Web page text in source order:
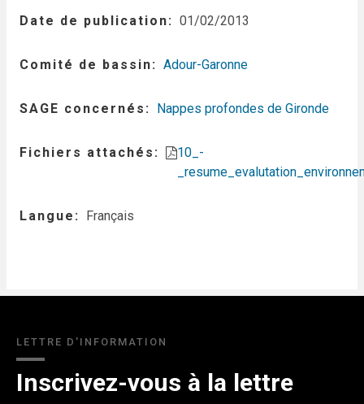
Date de publication 01/02/2013
Comité de bassin Adour-Garonne
SAGE concernés Nappes profondes de Gironde
Fichiers attachés
10_-
Langue Français
LETTRE D'INFORMATION
Inscrivez-vous à la lettre